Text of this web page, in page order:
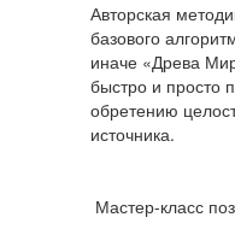
Авторская
базового
иначе «Древа
быстро и просто
обретению
источника.
Мастер-класс